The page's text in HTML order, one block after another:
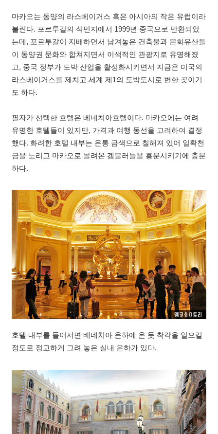
마카오는 동양의 라스베이거스 혹은 아시아의 작은 유럽이라
불린다. 포르투갈의 식민지에서 1999년 중국으로 반환되었
는데, 포르투갈이 지배하면서 남겨놓은 건축물과 문화유산들
이 동양권 문화와 합쳐지면서 이색적인 관광지로 유명해졌
고, 중국 정부가 도박 산업을 활성화시키면서 지금은 미국의
라스베이거스를 제치고 세계 제1의 도박도시로 변한 곳이기
도 하다.
필자가 선택한 호텔은 베네치아호텔이다. 마카오에는 여려
유명한 호텔들이 있지만, 가격과 여행 동선을 고려하여 결정
했다. 화려한 호텔 내부는 온통 금색으로 칠해져 있어 일확천
금을 노리고 마카오로 몰려온 겜블러들을 흥분시키기에 충분
하다.
호텔 내부를 들어서면 베네치아 운하에 온 듯 착각을 일으킬
정도로 정교하게 그려 놓은 실내 운하가 있다.